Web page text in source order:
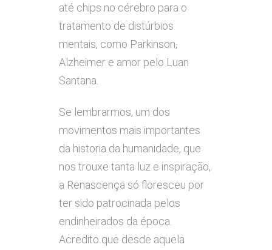
até chips no cérebro para o
tratamento de distúrbios
mentais, como Parkinson,
Alzheimer e amor pelo Luan
Santana.
Se lembrarmos, um dos
movimentos mais importantes
da historia da humanidade, que
nos trouxe tanta luz e inspiração,
a Renascença só floresceu por
ter sido patrocinada pelos
endinheirados da época.
Acredito que desde aquela